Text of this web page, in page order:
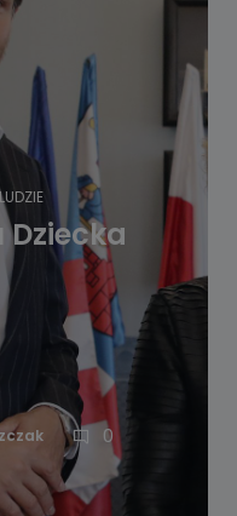
LUDZIE
Dziecka
0